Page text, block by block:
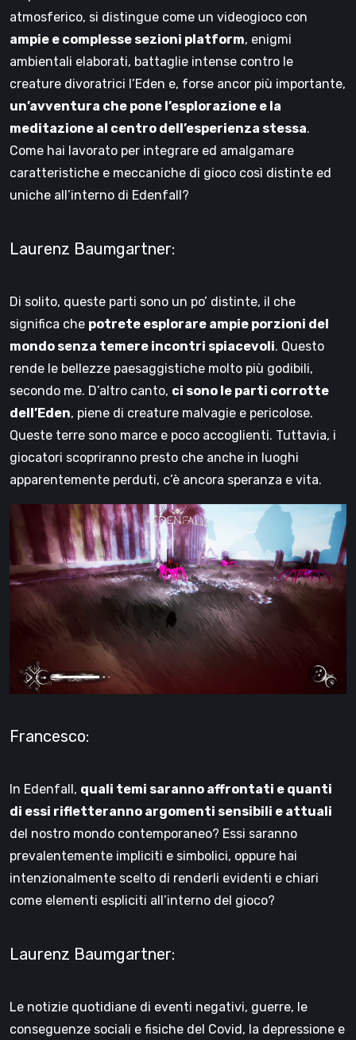
atmosferico, si distingue come un videogioco con
ampie e complesse sezioni platform, enigmi
ambientali elaborati, battaglie intense contro le
creature divoratrici l’Eden e, forse ancor più importante,
un’avventura che pone l’esplorazione e la
meditazione al centro dell’esperienza stessa.
Come hai lavorato per integrare ed amalgamare
caratteristiche e meccaniche di gioco così distinte ed
uniche all’interno di Edenfall?
Laurenz Baumgartner:
Di solito, queste parti sono un po’ distinte, il che
significa che potrete esplorare ampie porzioni del
mondo senza temere incontri spiacevoli. Questo
rende le bellezze paesaggistiche molto più godibili,
secondo me. D’altro canto, ci sono le parti corrotte
dell’Eden, piene di creature malvagie e pericolose.
Queste terre sono marce e poco accoglienti. Tuttavia, i
giocatori scopriranno presto che anche in luoghi
apparentemente perduti, c’è ancora speranza e vita.
Francesco:
In Edenfall, quali temi saranno affrontati e quanti
di essi rifletteranno argomenti sensibili e attuali
del nostro mondo contemporaneo? Essi saranno
prevalentemente impliciti e simbolici, oppure hai
intenzionalmente scelto di renderli evidenti e chiari
come elementi espliciti all’interno del gioco?
Laurenz Baumgartner:
Le notizie quotidiane di eventi negativi, guerre, le
conseguenze sociali e fisiche del Covid, la depressione e